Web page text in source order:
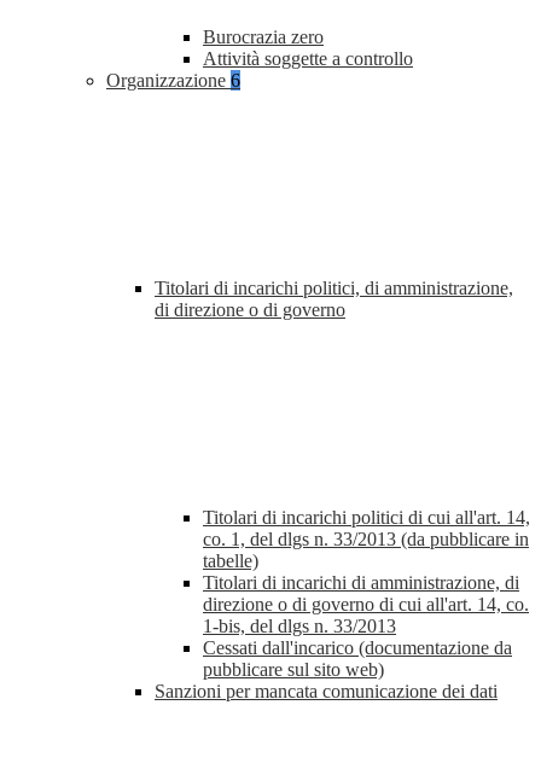
Burocrazia zero
Attività soggette a controllo
Organizzazione 6
Titolari di incarichi politici, di amministrazione,
di direzione o di governo
Titolari di incarichi politici di cui all'art. 14,
co. 1, del dlgs n. 33/2013 (da pubblicare in
tabelle)
Titolari di incarichi di amministrazione, di
direzione o di governo di cui all'art. 14, co.
1-bis, del dlgs n. 33/2013
Cessati dall'incarico (documentazione da
pubblicare sul sito web)
Sanzioni per mancata comunicazione dei dati